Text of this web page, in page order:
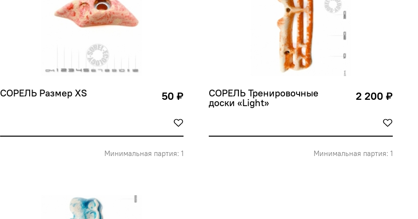
СОРЕЛЬ Размер XS 50 ₽
Минимальная партия: 1
СОРЕЛЬ Тренировочные
доски «Light»
2 200 ₽
Минимальная партия: 1